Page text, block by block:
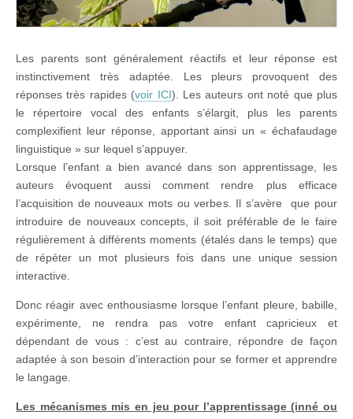
Les parents sont généralement réactifs et leur réponse est
instinctivement très adaptée. Les pleurs provoquent des
réponses très rapides (voir ICI). Les auteurs ont noté que plus
le répertoire vocal des enfants s’élargit, plus les parents
complexifient leur réponse, apportant ainsi un « échafaudage
linguistique » sur lequel s’appuyer.
Lorsque l’enfant a bien avancé dans son apprentissage, les
auteurs évoquent aussi comment rendre plus efficace
l’acquisition de nouveaux mots ou verbes. Il s’avère que pour
introduire de nouveaux concepts, il soit préférable de le faire
régulièrement à différents moments (étalés dans le temps) que
de répéter un mot plusieurs fois dans une unique session
interactive.
Donc réagir avec enthousiasme lorsque l’enfant pleure, babille,
expérimente, ne rendra pas votre enfant capricieux et
dépendant de vous : c’est au contraire, répondre de façon
adaptée à son besoin d’interaction pour se former et apprendre
le langage.
Les mécanismes mis en jeu pour l’apprentissage (inné ou